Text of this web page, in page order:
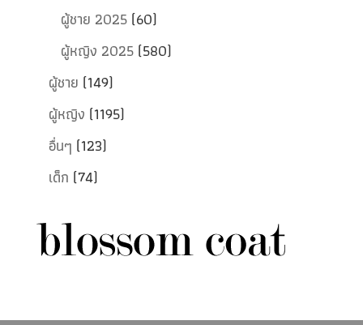
ผู้ชาย 2025 (60)
ผู้หญิง 2025 (580)
ผู้ชาย (149)
ผู้หญิง (1195)
อื่นๆ (123)
เด็ก (74)